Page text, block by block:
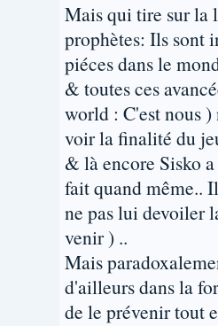
Mais qui tire sur la
prophètes: Ils sont
piéces dans le
& toutes ces
world : C'est nous
voir la finalité du
& là encore Sisko
fait quand même..
ne pas lui devoiler
venir ) ..
Mais
d'ailleurs dans la
de le prévenir tout